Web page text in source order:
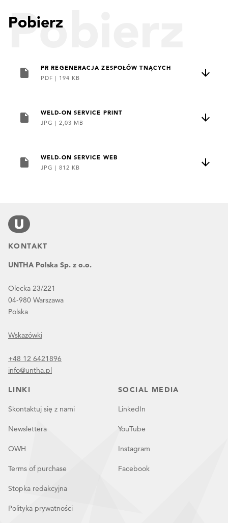
Pobierz
Pobierz
PR REGENERACJA ZESPOŁÓW TNĄCYCH
PDF | 194 KB
WELD-ON SERVICE PRINT
JPG | 2,03 MB
WELD-ON SERVICE WEB
JPG | 812 KB
KONTAKT
UNTHA Polska Sp. z o.o.
Olecka 23/221
04-980 Warszawa
Polska
Wskazówki
+48 12 6421896
info@untha.pl
LINKI
Skontaktuj się z nami
Newslettera
OWH
Terms of purchase
Stopka redakcyjna
Polityka prywatności
SOCIAL MEDIA
LinkedIn
YouTube
Instagram
Facebook